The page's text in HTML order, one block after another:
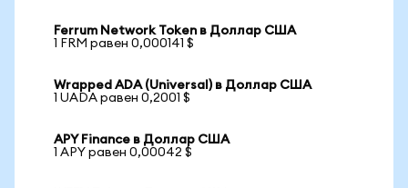
Ferrum Network Token в Доллар США
1 FRM равен 0,000141 $
Wrapped ADA (Universal) в Доллар США
1 UADA равен 0,2001 $
APY Finance в Доллар США
1 APY равен 0,00042 $